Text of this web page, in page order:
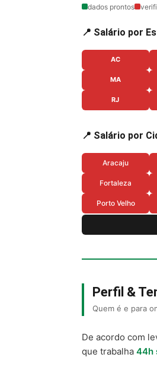
dados prontos
📍 Salário por
AC
MA
RJ
📍 Salário por
Aracaju
Fortaleza
Porto Velho
Perfil &
Quem é e para
De acordo com
que trabalha 44h